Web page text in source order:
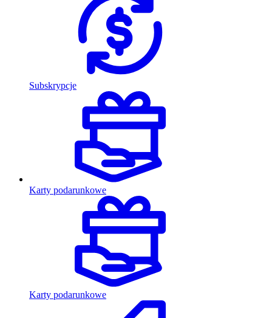
Subskrypcje
Karty podarunkowe
Karty podarunkowe